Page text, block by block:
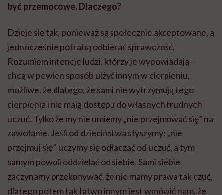
być przemocowe. Dlaczego?
Dzieje się tak, ponieważ są społecznie akceptowane, a
jednocześnie potrafią odbierać sprawczość.
Rozumiem intencje ludzi, którzy je wypowiadają –
chcą w pewien sposób ulżyć innym w cierpieniu,
możliwe, że dlatego, że sami nie wytrzymują tego
cierpienia i nie mają dostępu do własnych trudnych
uczuć. Tylko że my nie umiemy „nie przejmować się” na
zawołanie. Jeśli od dzieciństwa słyszymy: „nie
przejmuj się”, uczymy się odłączać od uczuć, a tym
samym powoli oddzielać od siebie. Sami siebie
zaczynamy przekonywać, że nie mamy prawa tak czuć,
dlatego potem tak łatwo innym jest wmówić nam, że